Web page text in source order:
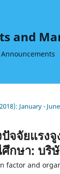
and
Announcements
January -
จจัยแรง
กษา: บริ
factor and